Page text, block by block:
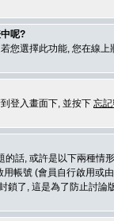
呢?
您選擇此功能, 您在線上
登入畫面下, 並按下 忘
話, 或許是以下兩種情
帳號 (會員自行啟用
了, 這是為了防止討